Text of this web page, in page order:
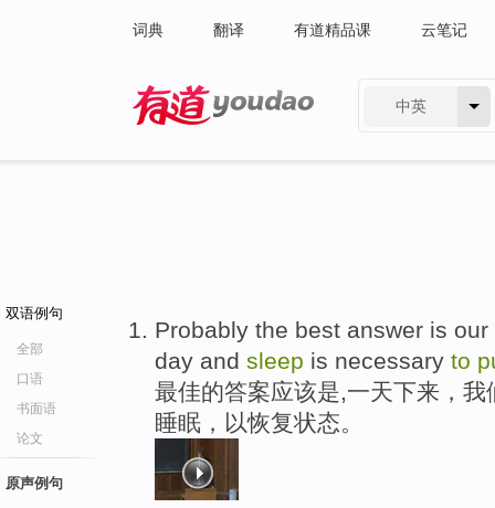
词典 翻译 有道精品课 云笔记
中英
双语例句
全部
口语
书面语
论文
原声例句
Probably the best answer is
day and sleep is necessary to
最佳的答案应该是,一天下来，
睡眠，以恢复状态。